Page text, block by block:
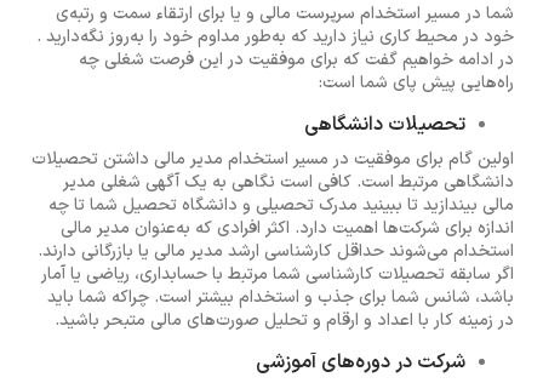
شما در مسیر استخدام سرپرست مالی و یا برای ارتقاء سمت و رتبه‌ی
خود در محیط کاری نیاز دارید که به‌طور مداوم خود را به‌روز نگه‌دارید .
در ادامه خواهیم گفت که برای موفقیت در این فرصت شغلی چه
راه‌هایی پیش پای شما است:
تحصیلات دانشگاهی
اولین گام برای موفقیت در مسیر استخدام مدیر مالی داشتن تحصیلات
دانشگاهی مرتبط است. کافی است نگاهی به یک آگهی شغلی مدیر
مالی بیندازید تا ببینید مدرک تحصیلی و دانشگاه تحصیل شما تا چه
اندازه برای شرکت‌ها اهمیت دارد. اکثر افرادی که به‌عنوان مدیر مالی
استخدام می‌شوند حداقل کارشناسی ارشد مدیر مالی یا بازرگانی دارند.
اگر سابقه تحصیلات کارشناسی شما مرتبط با حسابداری، ریاضی یا آمار
باشد، شانس شما برای جذب و استخدام بیشتر است. چراکه شما باید
در زمینه کار با اعداد و ارقام و تحلیل صورت‌های مالی متبحر باشید.
شرکت در دوره‌های آموزشی